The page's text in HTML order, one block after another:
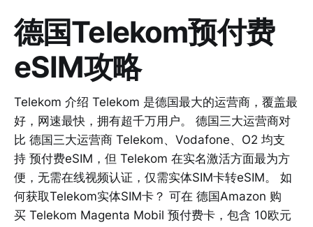
德国Telekom预付费
eSIM攻略
Telekom 介绍 Telekom 是德国最大的运营商，覆盖最
好，网速最快，拥有超千万用户。 德国三大运营商对
比 德国三大运营商 Telekom、Vodafone、O2 均支
持 预付费eSIM，但 Telekom 在实名激活方面最为方
便，无需在线视频认证，仅需实体SIM卡转eSIM。 如
何获取Telekom实体SIM卡？ 可在 德国Amazon 购
买 Telekom Magenta Mobil 预付费卡，包含 10欧元